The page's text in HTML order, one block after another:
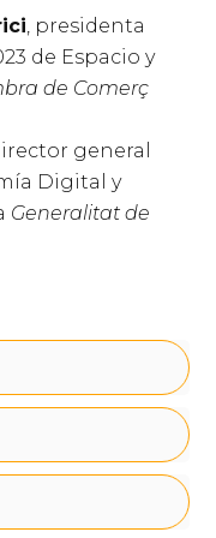
, presidenta
de Espacio y
de Comerç
general
Digital y
Generalitat de